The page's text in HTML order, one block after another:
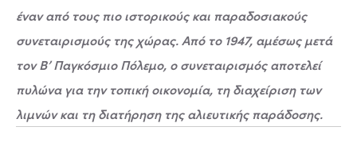
έναν από τους πιο ιστορικούς και παραδοσιακούς
συνεταιρισμούς της χώρας. Από το 1947, αμέσως μετά
τον Β’ Παγκόσμιο Πόλεμο, ο συνεταιρισμός αποτελεί
πυλώνα για την τοπική οικονομία, τη διαχείριση των
λιμνών και τη διατήρηση της αλιευτικής παράδοσης.